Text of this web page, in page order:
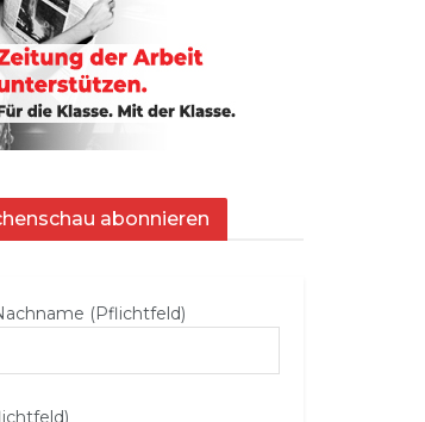
abonnieren
(Pflichtfeld)